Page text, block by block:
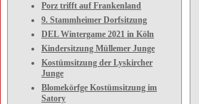
Porz trifft auf Frankenland
9. Stammheimer Dorfsitzung
DEL Wintergame 2021 in Köln
Kindersitzung Müllemer Junge
Kostümsitzung der Lyskircher
Junge
Blomekörfge Kostümsitzung im
Satory